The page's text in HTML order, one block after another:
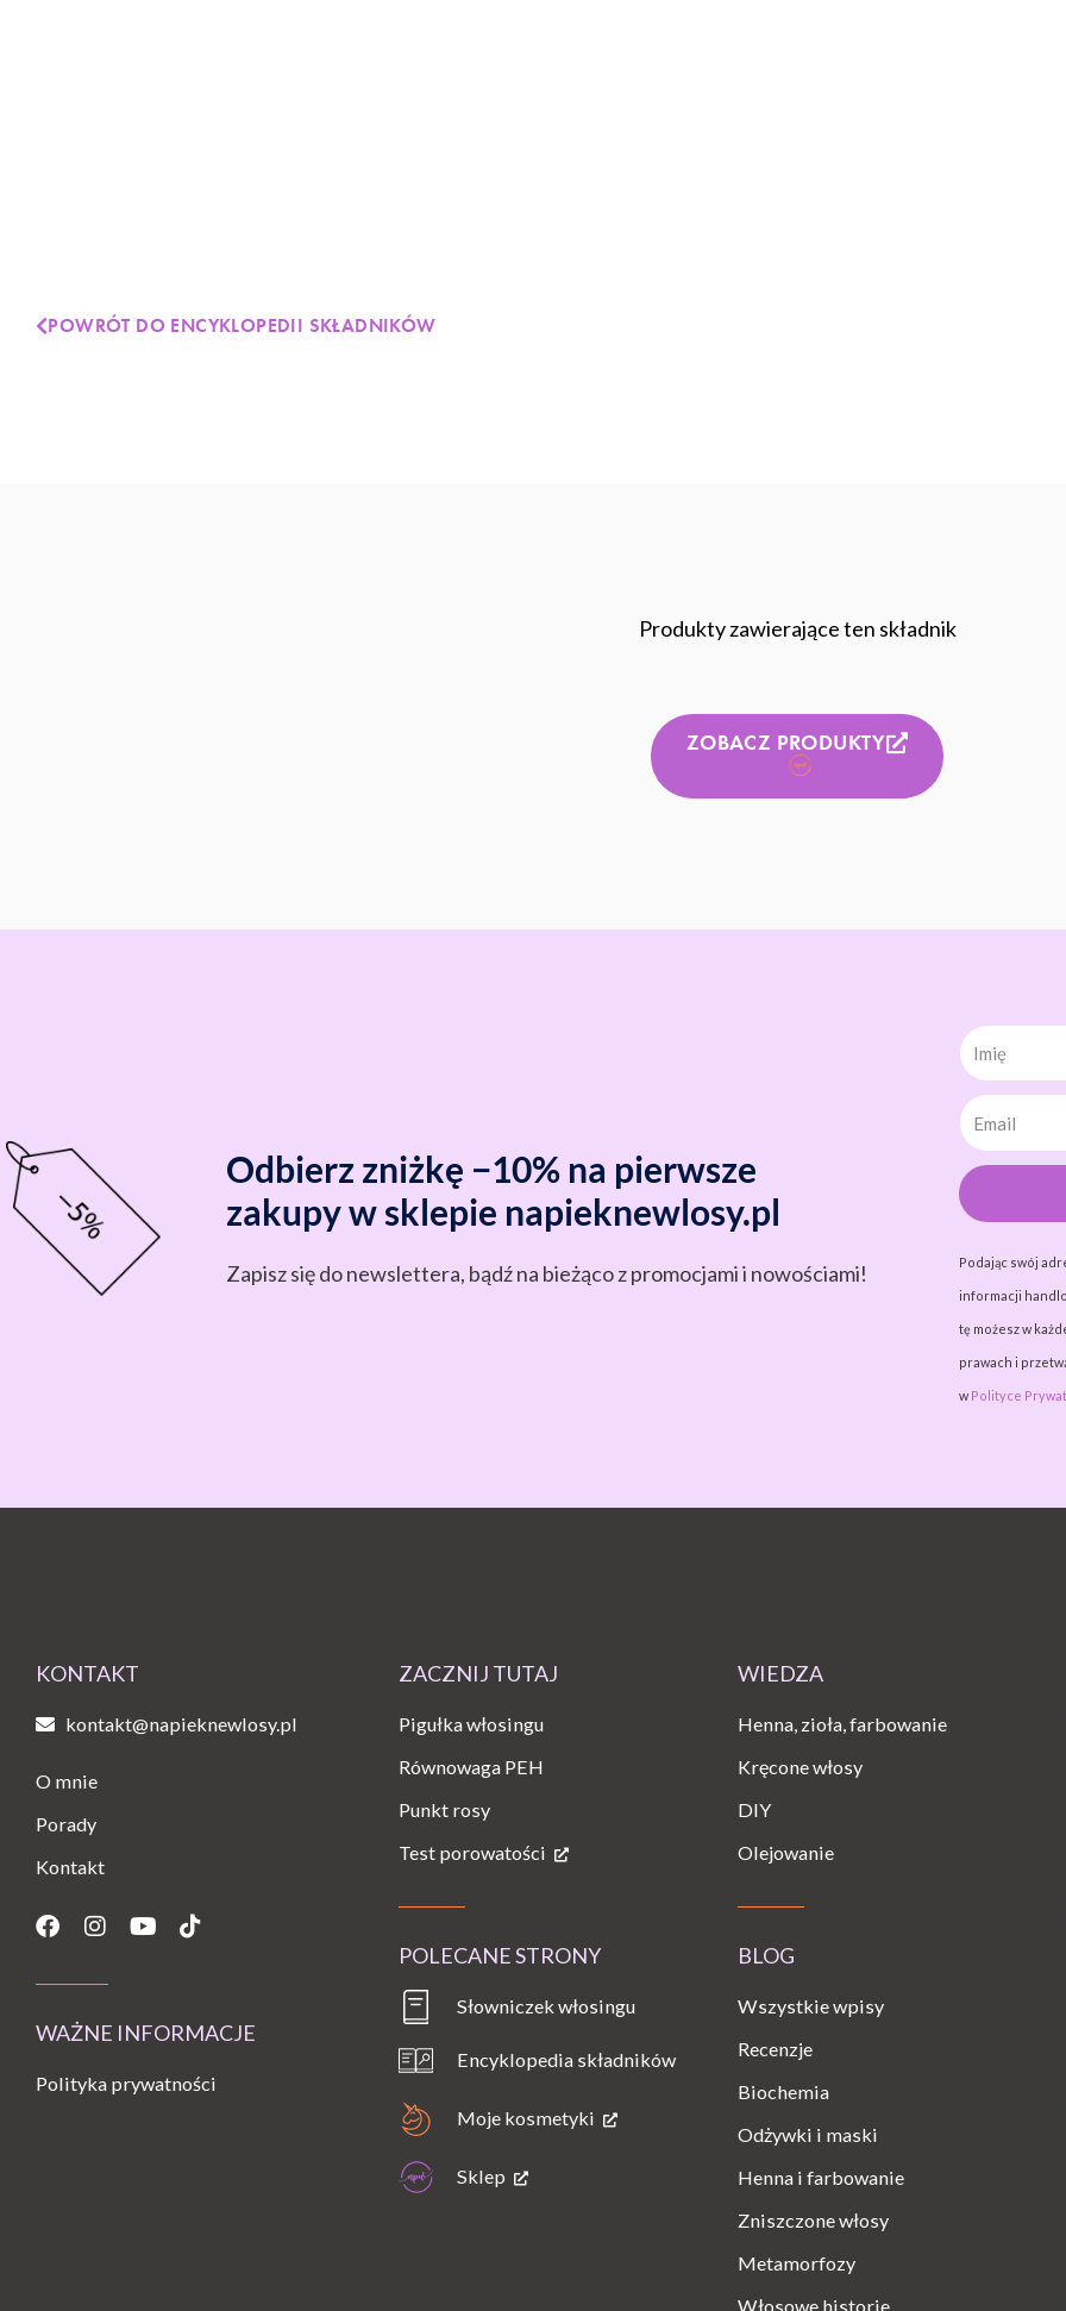
POWRÓT DO ENCYKLOPEDII SKŁADNIKÓW
Produkty zawierające ten składnik
ZOBACZ PRODUKTY
Odbierz zniżkę −10% na pierwsze
zakupy w sklepie napieknewlosy.pl
Zapisz się do newslettera, bądź na bieżąco z promocjami i nowościami!
Imię
Podając swój
informacji
tę możesz w
prawach i
w Polityce
KONTAKT
kontakt@napieknewlosy.pl
O mnie
Porady
Kontakt
Facebook
Instagram
YoutubeTiktok
WAŻNE INFORMACJE
Polityka prywatności
ZACZNIJ TUTAJ
Pigułka włosingu
Równowaga PEH
Punkt rosy
Test porowatości
POLECANE STRONY
Słowniczek włosingu
Encyklopedia składników
Moje kosmetyki
Sklep
WIEDZA
Henna, zioła, farbowanie
Kręcone włosy
DIY
Olejowanie
BLOG
Wszystkie wpisy
Recenzje
Biochemia
Odżywki i maski
Henna i farbowanie
Zniszczone włosy
Metamorfozy
Włosowe historie